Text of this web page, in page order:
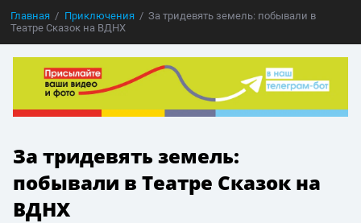
Главная Приключения
За тридевять земель: побывали в
Театре Сказок на ВДНХ
За тридевять земель:
побывали в Театре Сказок на
ВДНХ